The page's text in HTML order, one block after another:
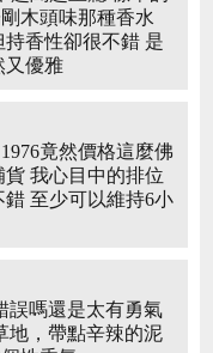
木頭味那種香水
香性卻很不錯 是
又優雅
竟然價格這麼佛
貨 我心目中的排位
至少可以維持6小
誤嗎還是太有勇氣
地，帶點辛辣的泥